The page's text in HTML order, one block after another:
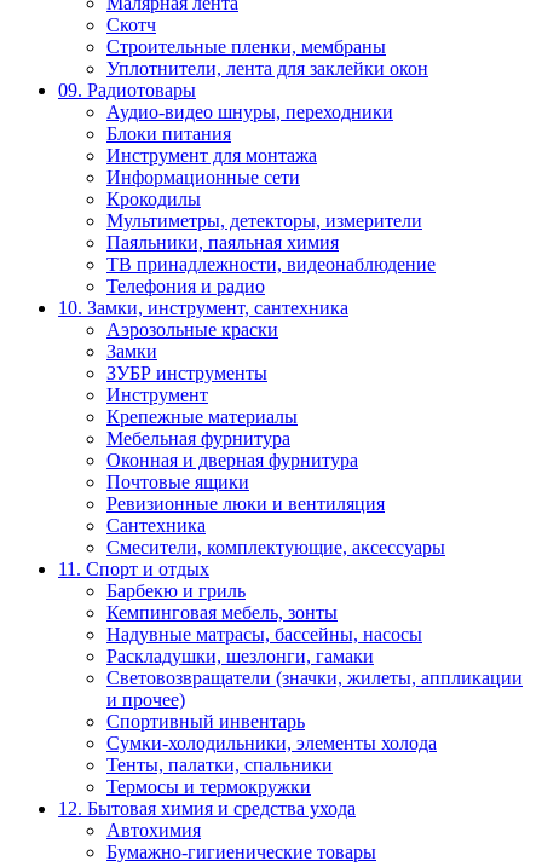
Скотч
Строительные пленки, мембраны
Уплотнители, лента для заклейки окон
09. Радиотовары
Аудио-видео шнуры, переходники
Блоки питания
Инструмент для монтажа
Информационные сети
Крокодилы
Мультиметры, детекторы, измерители
Паяльники, паяльная химия
ТВ принадлежности, видеонаблюдение
Телефония и радио
10. Замки, инструмент, сантехника
Аэрозольные краски
Замки
ЗУБР инструменты
Инструмент
Крепежные материалы
Мебельная фурнитура
Оконная и дверная фурнитура
Почтовые ящики
Ревизионные люки и вентиляция
Сантехника
Смесители, комплектующие, аксессуары
11. Спорт и отдых
Барбекю и гриль
Кемпинговая мебель, зонты
Надувные матрасы, бассейны, насосы
Раскладушки, шезлонги, гамаки
Световозвращатели (значки, жилеты, аппликации
и прочее)
Спортивный инвентарь
Сумки-холодильники, элементы холода
Тенты, палатки, спальники
Термосы и термокружки
12. Бытовая химия и средства ухода
Автохимия
Бумажно-гигиенические товары